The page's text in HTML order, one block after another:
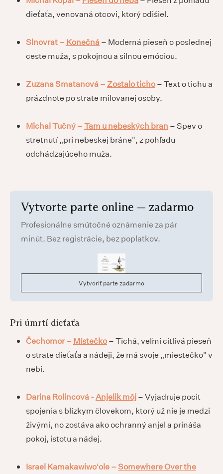
dieťaťa, venovaná otcovi, ktorý odišiel.
Slnovrat – Konečná– Moderná pieseň o poslednej
ceste muža, s pokojnou a silnou emóciou.
Zuzana Smatanová – Zostalo ticho– Text o tichu a
prázdnote po strate milovanej osoby.
Michal Tučný –Tam u nebeských bran – Spev o
stretnutí „pri nebeskej bráne", z pohľadu
odchádzajúceho muža.
Vytvorte parte online — zadarmo
Profesionálne smútočné oznámenie za pár
minút. Bez registrácie, bez poplatkov.
Vytvoriť parte zadarmo
Pri úmrtí dieťaťa
Čechomor – Místečko– Tichá, veľmi citlivá pieseň
o strate dieťaťa a nádeji, že má svoje „miestečko" v
nebi.
Darina Rolincová -Anjelik môj– Vyjadruje pocit
spojenia s blízkym človekom, ktorý už nie je medzi
živými, no zostáva ako ochranný anjel a prináša
pokoj, istotu a nádej.
Israel Kamakawiwoʻole – Somewhere Over the